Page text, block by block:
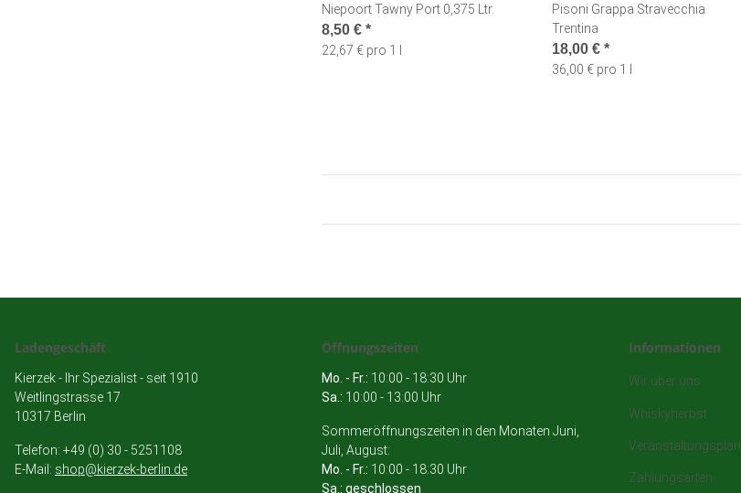
Niepoort Tawny Port 0,375 Ltr.
8,50 € *
22,67 € pro 1 l
Pisoni Grappa Stravecchia
Trentina
18,00 € *
36,00 € pro 1 l
Ladengeschäft
Kierzek - Ihr Spezialist - seit 1910
Weitlingstrasse 17
10317 Berlin
Telefon: +49 (0) 30 - 5251108
E-Mail: shop@kierzek-berlin.de
Öffnungszeiten
Mo. - Fr.: 10:00 - 18:30 Uhr
Sa.: 10:00 - 13:00 Uhr
Sommeröffnungszeiten in den Monaten Juni,
Juli, August:
Mo. - Fr.: 10:00 - 18:30 Uhr
Sa.: geschlossen
Informationen
Wir über uns
Whiskyherbst
Veranstaltungsplan
Zahlungsarten